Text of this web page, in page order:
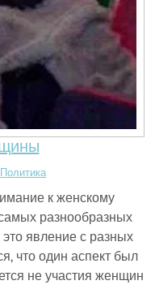
Политика
к женскому
разнообразных
явление с разных
что один аспект был
не участия женщин